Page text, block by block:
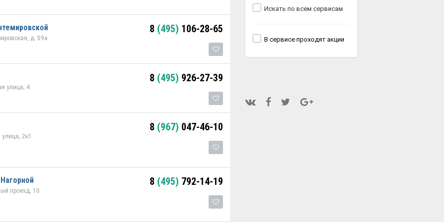
д. 59а
8 (495) 106-28-65
улица, 4
8 (495) 926-27-39
2к1
8 (967) 047-46-10
проезд, 10
8 (495) 792-14-19
Искать по всем сервисам
В сервисе проходят акции